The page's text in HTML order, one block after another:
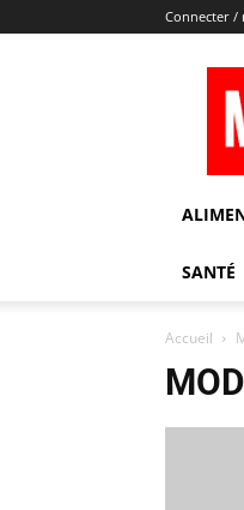
Connecter /
SANTÉ
Accueil